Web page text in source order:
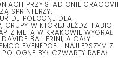
PRZY STADIONIE CRACOVII
SPRINTERZY.
DE POLOGNE DLA
GRUPY W KTÓREJ JEŹDZI FABIO
Z METĄ W KRAKOWIE WYGRAŁ
BALLERINI, A CAŁY
EVENEPOEL. NAJLEPSZYM Z
BYŁ CZWARTY RAFAŁ